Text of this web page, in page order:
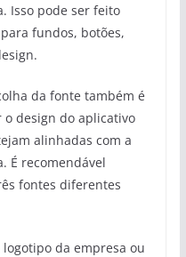
Isso pode ser feito
fundos, botões,
da fonte também é
design do aplicativo
alinhadas com a
É recomendável
fontes diferentes
da empresa ou